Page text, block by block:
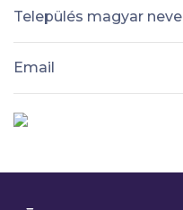
Település magyar neve
Email